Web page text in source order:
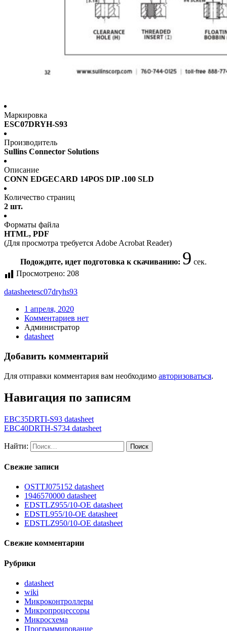
Маркировка
ESC07DRYH-S93
Производитель
Sullins Connector Solutions
Описание
CONN EDGECARD 14POS DIP .100 SLD
Количество страниц
2 шт.
Форматы файла
HTML, PDF
(Для просмотра требуется Adobe Acrobat Reader)
Подождите, идет подготовка к скачиванию: 9 сек.
Просмотрено: 208
datasheetesc07dryhs93
1 апреля, 2020
Комментариев нет
Администратор
datasheet
Добавить комментарий
Для отправки комментария вам необходимо авторизоваться.
Навигация по записям
EBC35DRTI-S93 datasheet
EBC40DRTH-S734 datasheet
Найти:
Свежие записи
OSTTJ075152 datasheet
1946570000 datasheet
EDSTLZ955/10-OE datasheet
EDSTL955/10-OE datasheet
EDSTLZ950/10-OE datasheet
Свежие комментарии
Рубрики
datasheet
wiki
Микроконтроллеры
Микропроцессоры
Микросхема
Программирование